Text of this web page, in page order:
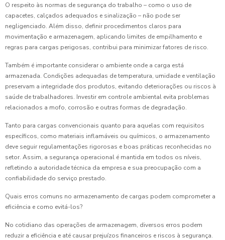
O respeito às normas de segurança do trabalho – como o uso de
capacetes, calçados adequados e sinalização – não pode ser
negligenciado. Além disso, definir procedimentos claros para
movimentação e armazenagem, aplicando limites de empilhamento e
regras para cargas perigosas, contribui para minimizar fatores de risco.
Também é importante considerar o ambiente onde a carga está
armazenada. Condições adequadas de temperatura, umidade e ventilação
preservam a integridade dos produtos, evitando deteriorações ou riscos à
saúde de trabalhadores. Investir em controle ambiental evita problemas
relacionados a mofo, corrosão e outras formas de degradação.
Tanto para cargas convencionais quanto para aquelas com requisitos
específicos, como materiais inflamáveis ou químicos, o armazenamento
deve seguir regulamentações rigorosas e boas práticas reconhecidas no
setor. Assim, a segurança operacional é mantida em todos os níveis,
refletindo a autoridade técnica da empresa e sua preocupação com a
confiabilidade do serviço prestado.
Quais erros comuns no armazenamento de cargas podem comprometer a
eficiência e como evitá-los?
No cotidiano das operações de armazenagem, diversos erros podem
reduzir a eficiência e até causar prejuízos financeiros e riscos à segurança.